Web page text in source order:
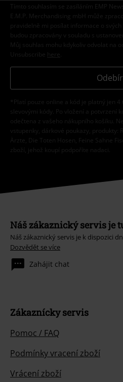
Tímto souhlasím se zasíláním EMP
E.M.P. Merchandising mbH může
pravidelně mi posílat informace o
budou zpracovány v souladu s
Můj souhlas mohu kdykoliv odvolat na
Unsubscribe here
*Platí pouze online a kód je platný jen
slevovými kódy. Po vložení a potvrzení
odečtena z vašeho nákupního košíku.
vstupenky, dárkové poukazy,
Ärzte, Die Toten Hosen, Feine Sahne
zboží, jehož koupí podpoříte nadaci.
Náš zákaznický servis je
Náš zákaznický servis je k dispozici
Dozvědět se více
Zahájit chat
Zákaznícky servis
Pomoc / FAQ
Podmínky vracení zboží
Vrácení zboží